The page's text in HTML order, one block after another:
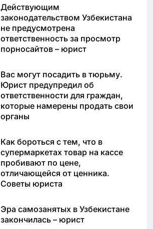
Действующим
законодательством Узбекистана
не предусмотрена
ответственность за просмотр
порносайтов – юрист
Вас могут посадить в тюрьму.
Юрист предупредил об
ответственности для граждан,
которые намерены продать свои
органы
Как бороться с тем, что в
супермаркетах товар на кассе
пробивают по цене,
отличающейся от ценника.
Советы юриста
Эра самозанятых в Узбекистане
закончилась – юрист